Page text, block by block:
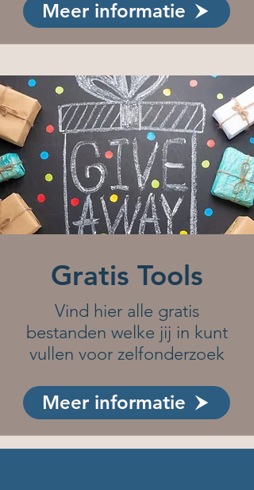
Meer informatie
Gratis Tools
Vind hier alle gratis
bestanden welke jij in kunt
vullen voor zelfonderzoek
Meer informatie